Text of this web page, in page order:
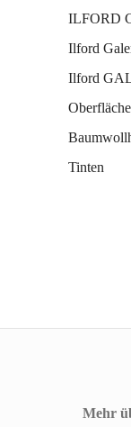
ILFORD
Ilford
Ilford
Tinten
Mehr